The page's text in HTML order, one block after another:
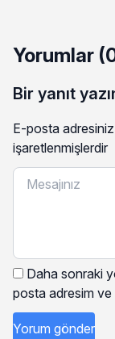
Yorumlar
Bir yanıt
E-posta
işaretlenmişlerdir
Daha sonraki
posta adresim ve